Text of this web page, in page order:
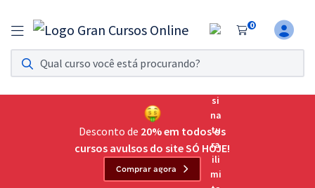
0
Assinatura Ilimitada 11
Acesso a todos os cursos. Teste grátis por 7 dias!
Assinatura OAB Até Passar
Acesso ilimitado a toda preparação para o Exame da
Residências Multiprofissionais
Desconto de 20% em todos os
cursos avulsos do site SÓ HOJE!
Comprar agora